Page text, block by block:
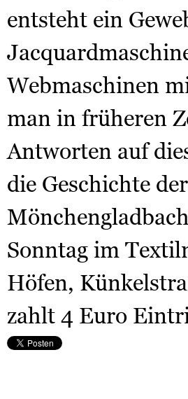
entsteht ein
Webmaschinen
man in früheren
Antworten auf
die Geschichte
Sonntag im
Höfen,
zahlt 4 Euro